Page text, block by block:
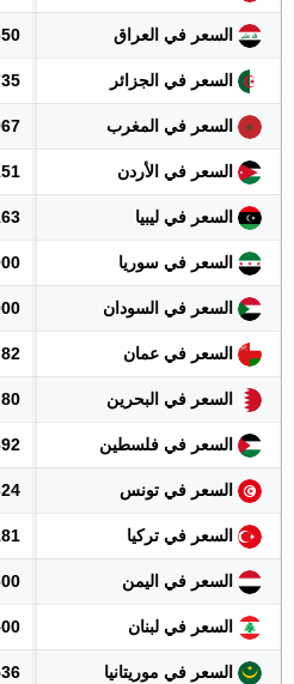
السعر في العراق
السعر في الجزائر
السعر في المغرب
السعر في الأردن 151
السعر في ليبيا
السعر في سوريا
السعر في السودان
السعر في عمان 82 ريال
السعر في البحرين 80 دينار
السعر في فلسطين 692
السعر في تونس 624
السعر في تركيا
السعر في اليمن
السعر في لبنان
السعر في موريتانيا